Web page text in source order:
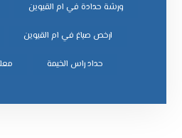
ورشة حدادة في ام القيوين
ﺣﺪاد راس اﻟﺨﻴﻤﺔ